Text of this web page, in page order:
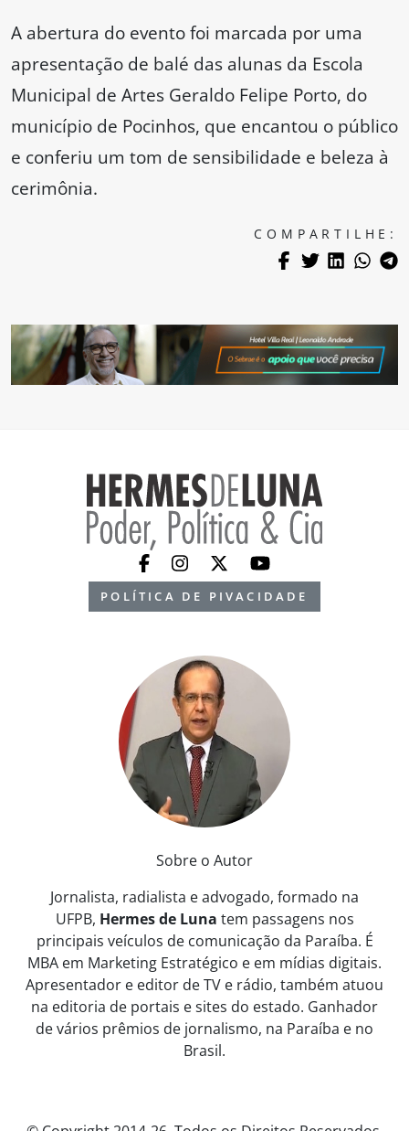
A abertura do evento foi marcada por uma
apresentação de balé das alunas da Escola
Municipal de Artes Geraldo Felipe Porto, do
município de Pocinhos, que encantou o público
e conferiu um tom de sensibilidade e beleza à
cerimônia.
COMPARTILHE:
POLÍTICA DE PIVACIDADE
Sobre o Autor
Jornalista, radialista e advogado, formado na
UFPB, Hermes de Luna tem passagens nos
principais veículos de comunicação da Paraíba. É
MBA em Marketing Estratégico e em mídias digitais.
Apresentador e editor de TV e rádio, também atuou
na editoria de portais e sites do estado. Ganhador
de vários prêmios de jornalismo, na Paraíba e no
Brasil.